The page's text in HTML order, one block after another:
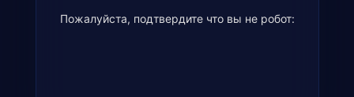
Пожалуйста, подтвердите что вы не робот: